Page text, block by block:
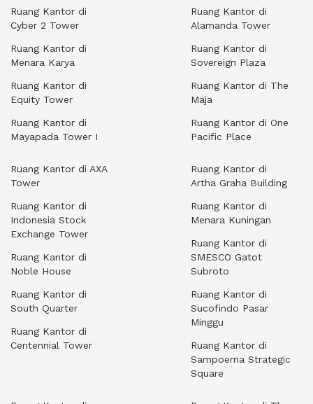
Ruang Kantor di
Cyber 2 Tower
Ruang Kantor di
Menara Karya
Ruang Kantor di
Equity Tower
Ruang Kantor di
Mayapada Tower I
Ruang Kantor di
Alamanda Tower
Ruang Kantor di
Sovereign Plaza
Ruang Kantor di The
Maja
Ruang Kantor di One
Pacific Place
Ruang Kantor di AXA
Tower
Ruang Kantor di
Indonesia Stock
Exchange Tower
Ruang Kantor di
Noble House
Ruang Kantor di
South Quarter
Ruang Kantor di
Centennial Tower
Ruang Kantor di
Artha Graha Building
Ruang Kantor di
Menara Kuningan
Ruang Kantor di
SMESCO Gatot
Subroto
Ruang Kantor di
Sucofindo Pasar
Minggu
Ruang Kantor di
Sampoerna Strategic
Square